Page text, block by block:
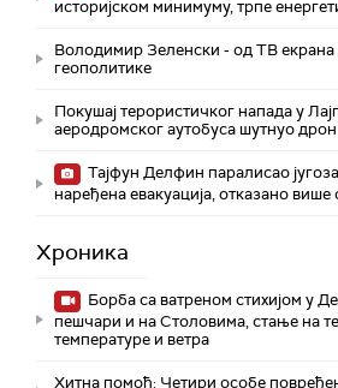
историјском минимуму, трпе
Володимир Зеленски - од ТВ екрана
геополитике
Покушај терористичког напада у
аеродромског аутобуса шутнуо
Тајфун Делфин паралисао
наређена евакуација, отказано
Хроника
Борба са ватреном стихијом у
пешчари и на Столовима, стање на
температуре и ветра
Хитна помоћ: Четири особе